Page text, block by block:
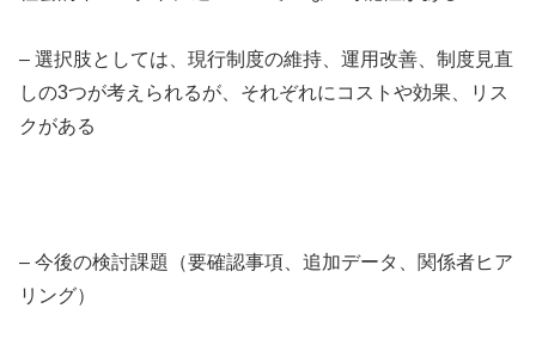
– 選択肢としては、現行制度の維持、運用改善、制度見直
しの3つが考えられるが、それぞれにコストや効果、リス
クがある
– 今後の検討課題（要確認事項、追加データ、関係者ヒア
リング）